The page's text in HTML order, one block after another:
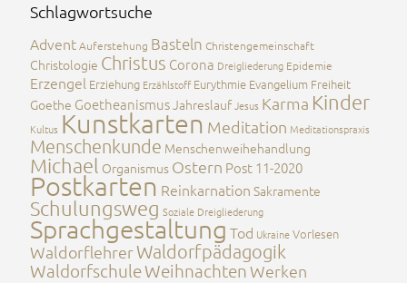
Schlagwortsuche
AdventAuferstehung Basteln Christengemeinschaft
Christologie Christus Corona Dreigliederung Epidemie
Erzengel Erziehung Erzählstoff Eurythmie Evangelium Freiheit
Goethe GoetheanismusJahreslaufJesus Karma Kinder
Kultus Kunstkarten Meditation Meditationspraxis
Menschenkunde Menschenweihehandlung
Michael Organismus Ostern Post 11-2020
Postkarten Reinkarnation Sakramente
Schulungsweg Soziale Dreigliederung
Sprachgestaltung Tod UkraineVorlesen
WaldorflehrerWaldorfpädagogik
WaldorfschuleWeihnachtenWerken